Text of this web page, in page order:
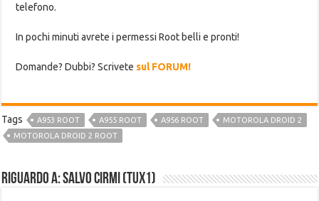
telefono.
In pochi minuti avrete i permessi Root belli e pronti!
Domande? Dubbi? Scrivete sul FORUM!
Tags A953 ROOT A955 ROOT A956 ROOT
MOTOROLA DROID 2
MOTOROLA DROID 2 ROOT
Riguardo a: Salvo Cirmi (Tux1)